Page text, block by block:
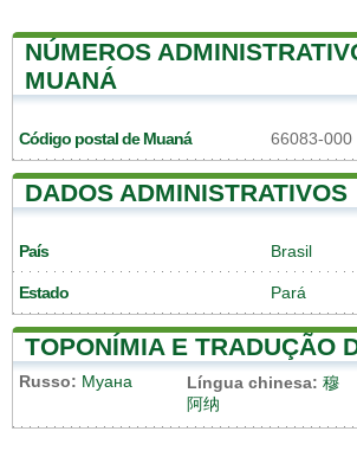
NÚMEROS
MUANÁ
Código postal de Muaná 66083-000
DADOS ADMINISTRATIVOS
País Brasil
Estado Pará
TOPONÍMIA E TRADUÇÃO
Russo: Муана Língua chinesa: 穆
阿纳